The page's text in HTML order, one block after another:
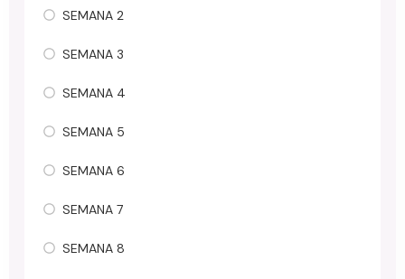
SEMANA 2
SEMANA 3
SEMANA 4
SEMANA 5
SEMANA 6
SEMANA 7
SEMANA 8